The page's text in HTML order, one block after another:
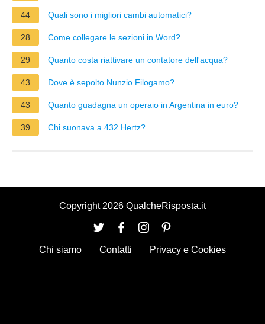
44 Quali sono i migliori cambi automatici?
28 Come collegare le sezioni in Word?
29 Quanto costa riattivare un contatore dell'acqua?
43 Dove è sepolto Nunzio Filogamo?
43 Quanto guadagna un operaio in Argentina in euro?
39 Chi suonava a 432 Hertz?
Copyright 2026 QualcheRisposta.it
Chi siamo Contatti Privacy e Cookies